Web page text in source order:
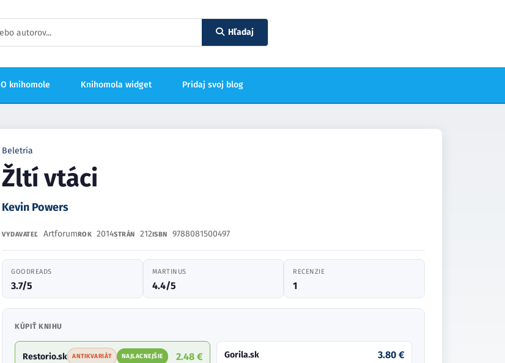
Hľadaj
O knihomole Knihomola widget Pridaj svoj blog
Beletria
Žltí vtáci
Kevin Powers
VYDAVATEĽ ArtforumROK 2014STRÁN 212ISBN 9788081500497
GOODREADS
3.7/5
MARTINUS
4.4/5
RECENZIE
1
KÚPIŤ KNIHU
Restorio.sk ANTIKVARIÁT NAJLACNEJŠIE 2.48 € Gorila.sk 3.80 €